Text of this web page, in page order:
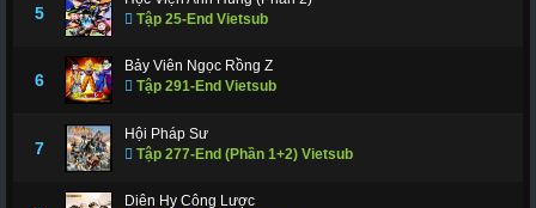
5
Tập 25-End Vietsub
6
Bảy Viên Ngọc Rồng Z
Tập 291-End Vietsub
7
Hội Pháp Sư
Tập 277-End (Phần 1+2) Vietsub
Diên Hy Công Lược